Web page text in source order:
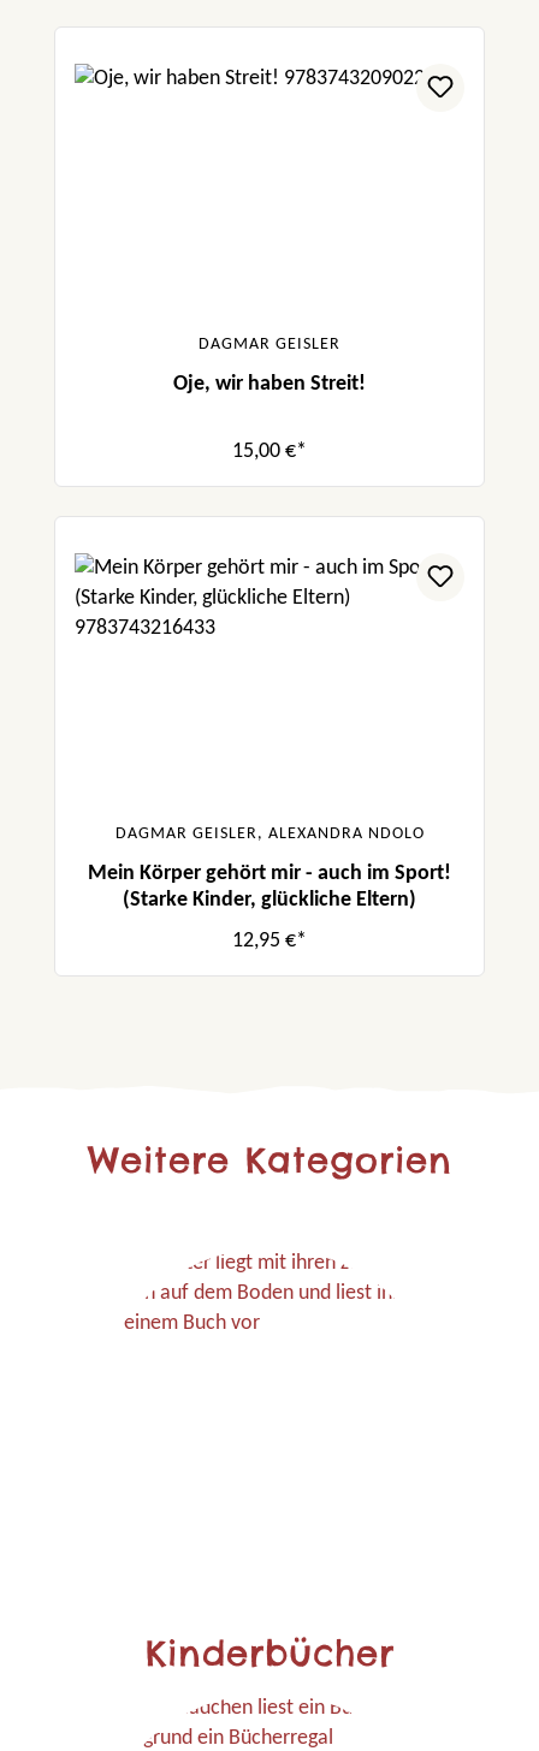
DAGMAR GEISLER
Oje, wir haben Streit!
15,00 €*
DAGMAR GEISLER, ALEXANDRA NDOLO
Mein Körper gehört mir - auch im Sport!
(Starke Kinder, glückliche Eltern)
12,95 €*
Weitere Kategorien
Kinderbücher